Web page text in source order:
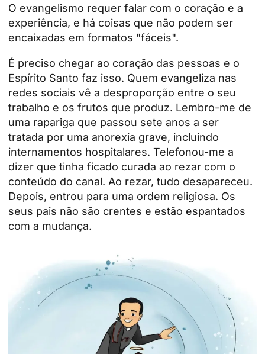
O evangelismo requer falar com o coração e a
experiência, e há coisas que não podem ser
encaixadas em formatos "fáceis".
É preciso chegar ao coração das pessoas e o
Espírito Santo faz isso. Quem evangeliza nas
redes sociais vê a desproporção entre o seu
trabalho e os frutos que produz. Lembro-me de
uma rapariga que passou sete anos a ser
tratada por uma anorexia grave, incluindo
internamentos hospitalares. Telefonou-me a
dizer que tinha ficado curada ao rezar com o
conteúdo do canal. Ao rezar, tudo desapareceu.
Depois, entrou para uma ordem religiosa. Os
seus pais não são crentes e estão espantados
com a mudança.